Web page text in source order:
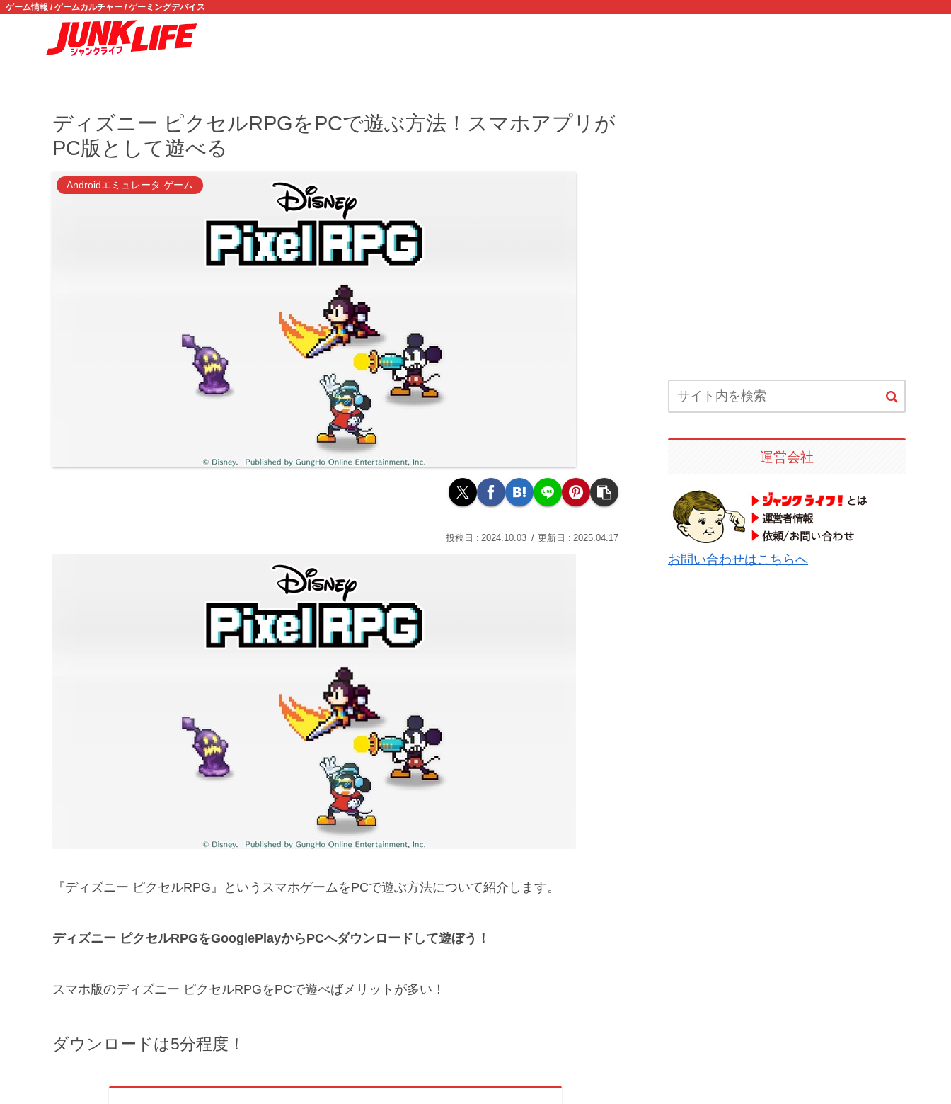
ゲーム情報 / ゲームカルチャー / ゲーミングデバイス
ディズニー ピクセルRPGをPCで遊ぶ方法！スマホアプリが
PC版として遊べる
Androidエミュレータ ゲーム
2024.10.03 2025.04.17
『ディズニー ピクセルRPG』というスマホゲームをPCで遊ぶ方法について紹介します。
ディズニー ピクセルRPGをGooglePlayからPCへダウンロードして遊ぼう！
スマホ版のディズニー ピクセルRPGをPCで遊べばメリットが多い！
ダウンロードは5分程度！
運営会社
お問い合わせはこちらへ